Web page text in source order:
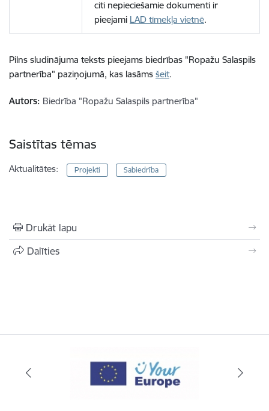
citi nepieciešamie dokumenti ir
pieejami LAD tīmekļa vietnē.
Pilns sludinājuma teksts pieejams biedrības "Ropažu Salaspils
partnerība" paziņojumā, kas lasāms šeit.
Autors: Biedrība "Ropažu Salaspils partnerība"
Saistītas tēmas
Aktualitātes: Projekti Sabiedrība
Drukāt lapu
Dalīties